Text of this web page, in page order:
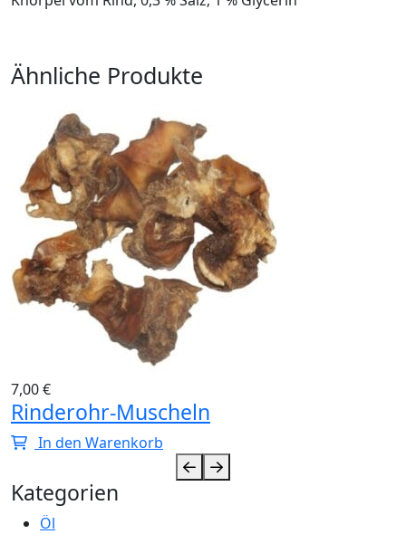
Ähnliche Produkte
7,00€
Rinderohr-Muscheln
In den Warenkorb
Kategorien
Öl